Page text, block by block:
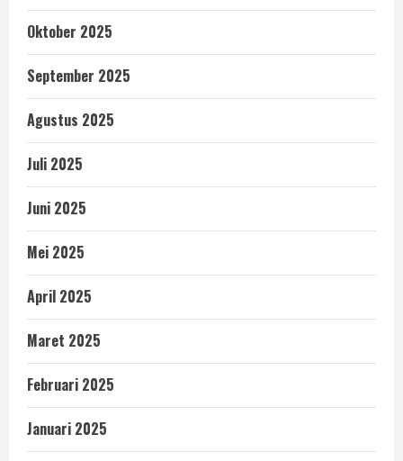
Oktober 2025
September 2025
Agustus 2025
Juli 2025
Juni 2025
Mei 2025
April 2025
Maret 2025
Februari 2025
Januari 2025